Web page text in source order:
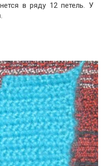
в ряду 12 петель. У